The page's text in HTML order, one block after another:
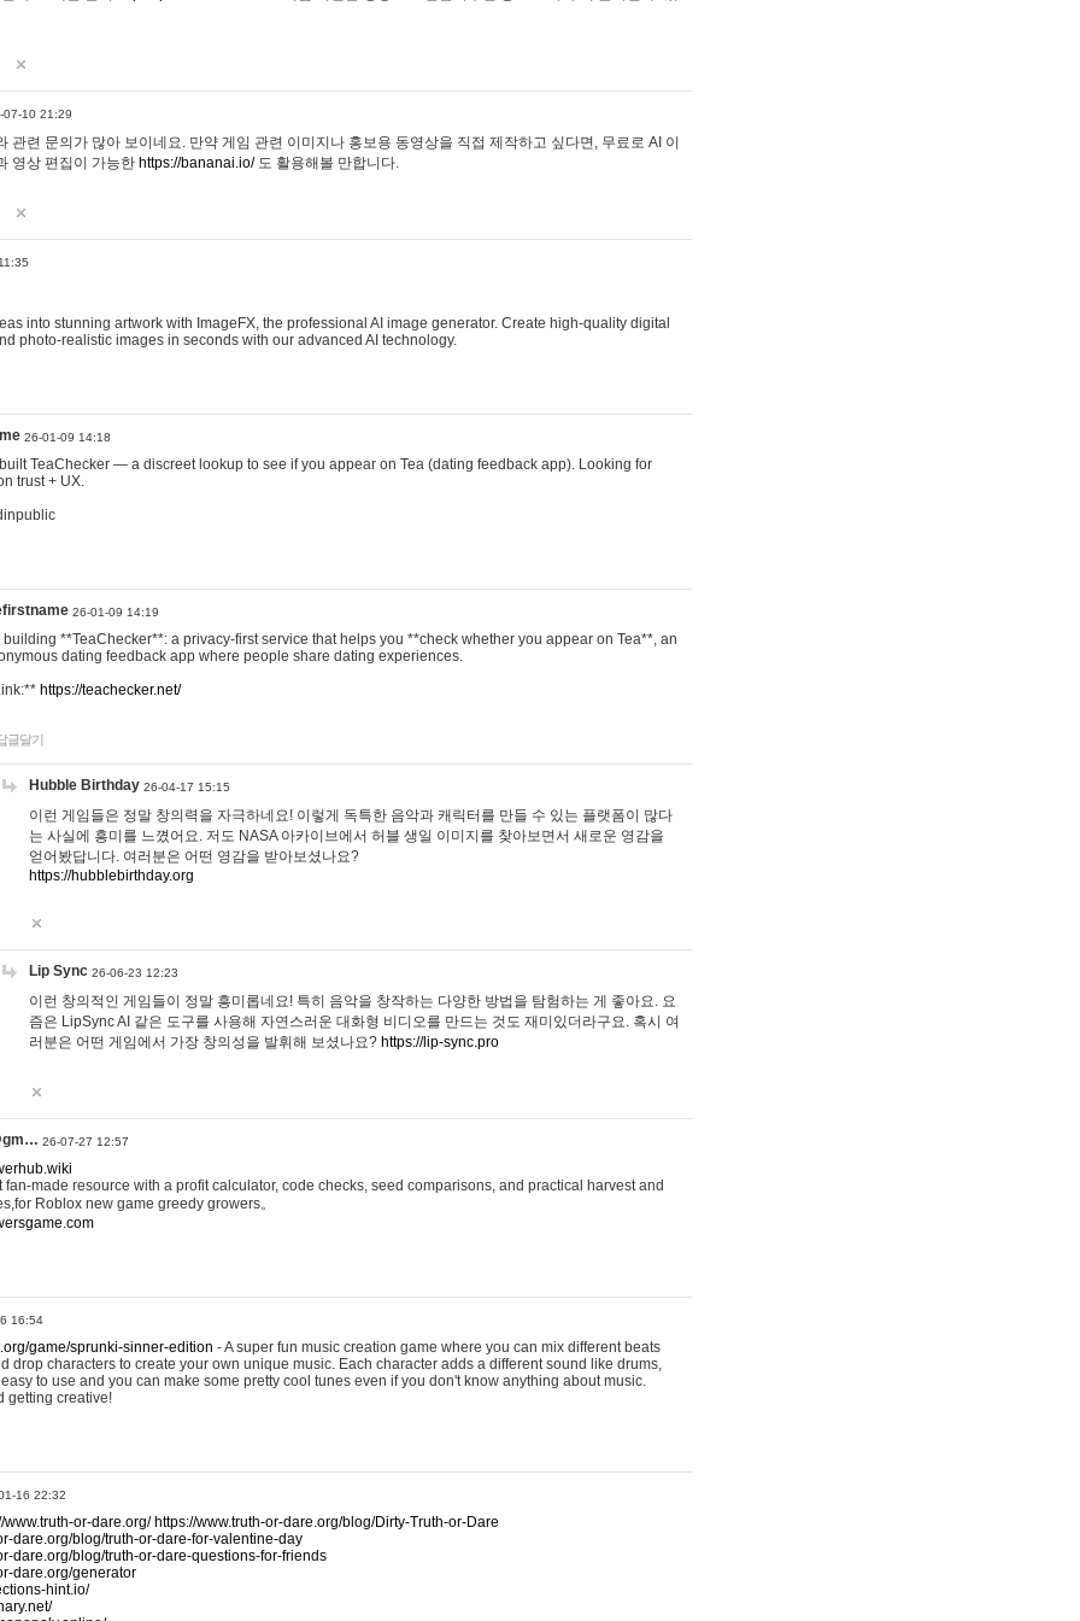
07-10 21:29
관련 문의가 많아 보이네요. 만약 게임 관련 이미지나 홍보용 동영상을 직접 제작하고 싶다면, 무료로 AI 이
영상 편집이 가능한 https://bananai.io/도 활용해볼 만합니다.
into stunning artwork with ImageFX, the professional AI image generator. Create high-quality digital
photo-realistic images in seconds with our advanced AI technology.
26-01-09 14:18
TeaChecker — a discreet lookup to see if you appear on Tea (dating feedback app). Looking for
trust + UX.
26-01-09 14:19
building **TeaChecker**: a privacy-first service that helps you **check whether you appear on Tea**, an
dating feedback app where people share dating experiences.
https://teachecker.net/
글달기
Hubble Birthday 26-04-17 15:15
이런 게임들은 정말 창의력을 자극하네요! 이렇게 독특한 음악과 캐릭터를 만들 수 있는 플랫폼이 많다
는 사실에 흥미를 느꼈어요. 저도 NASA 아카이브에서 허블 생일 이미지를 찾아보면서 새로운 영감을
얻어봤답니다. 여러분은 어떤 영감을 받아보셨나요?
https://hubblebirthday.org
Lip Sync 26-06-23 12:23
이런 창의적인 게임들이 정말 흥미롭네요! 특히 음악을 창작하는 다양한 방법을 탐험하는 게 좋아요. 요
즘은 LipSync AI 같은 도구를 사용해 자연스러운 대화형 비디오를 만드는 것도 재미있더라구요. 혹시 여
러분은 어떤 게임에서 가장 창의성을 발휘해 보셨나요? https://lip-sync.pro
26-07-27 12:57
made resource with a profit calculator, code checks, seed comparisons, and practical harvest and
Roblox new game greedy growers。
16:54
game/sprunki-sinner-edition - A super fun music creation game where you can mix different beats
drop characters to create your own unique music. Each character adds a different sound like drums,
to use and you can make some pretty cool tunes even if you don't know anything about music.
getting creative!
16 22:32
www.truth-or-dare.org/ https://www.truth-or-dare.org/blog/Dirty-Truth-or-Dare
dare.org/blog/truth-or-dare-for-valentine-day
dare.org/blog/truth-or-dare-questions-for-friends
dare.org/generator
hint.io/